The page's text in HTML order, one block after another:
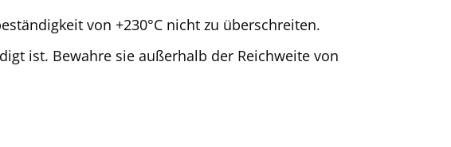
von +230°C nicht zu überschreiten.
ist. Bewahre sie außerhalb der Reichweite von